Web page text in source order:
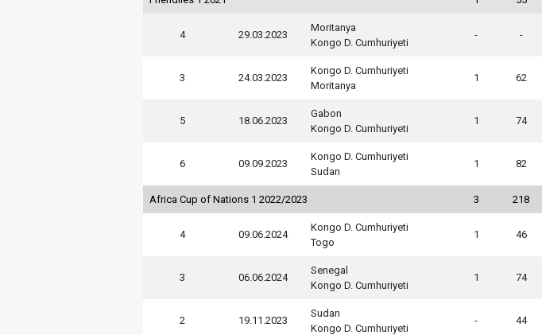
4 29.03.2023
Moritanya
Kongo D. Cumhuriyeti
- -
3 24.03.2023
Kongo D. Cumhuriyeti
Moritanya
1 62
5 18.06.2023
Gabon
Kongo D. Cumhuriyeti
1 74
6 09.09.2023
Kongo D. Cumhuriyeti
Sudan
1 82
Africa Cup of Nations 1 2022/2023 3 218
4 09.06.2024
Kongo D. Cumhuriyeti
Togo
1 46
3 06.06.2024
Senegal
Kongo D. Cumhuriyeti
1 74
2 19.11.2023
Sudan
Kongo D. Cumhuriyeti
- 44